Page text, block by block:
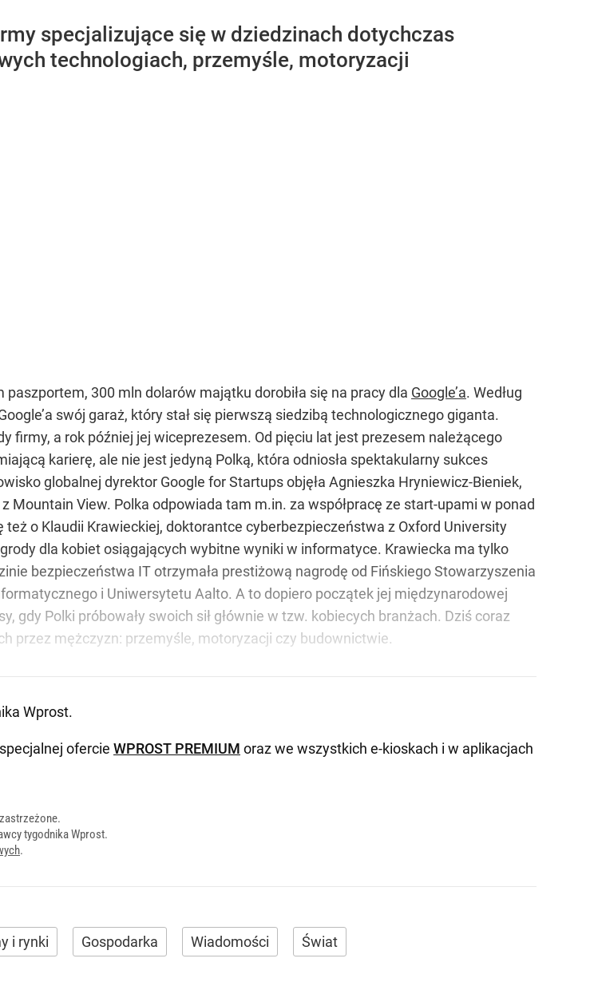
specjalizujące się w dziedzinach dotychczas
technologiach, przemyśle, motoryzacji
paszportem, 300 mln dolarów majątku dorobiła się na pracy dla Google’a. Według
swój garaż, który stał się pierwszą siedzibą technologicznego giganta.
firmy, a rok później jej wiceprezesem. Od pięciu lat jest prezesem należącego
karierę, ale nie jest jedyną Polką, która odniosła spektakularny sukces
globalnej dyrektor Google for Startups objęła Agnieszka Hryniewicz-Bieniek,
Mountain View. Polka odpowiada tam m.in. za współpracę ze start-upami w ponad
też o Klaudii Krawieckiej, doktorantce cyberbezpieczeństwa z Oxford University
dla kobiet osiągających wybitne wyniki w informatyce. Krawiecka ma tylko
bezpieczeństwa IT otrzymała prestiżową nagrodę od Fińskiego Stowarzyszenia
i Uniwersytetu Aalto. A to dopiero początek jej międzynarodowej
gdy Polki próbowały swoich sił głównie w tzw. kobiecych branżach. Dziś coraz
przez mężczyzn: przemyśle, motoryzacji czy budownictwie.
Wprost.
ofercie WPROST PREMIUM oraz we wszystkich e-kioskach i w aplikacjach
tygodnika Wprost.
.
i rynki Gospodarka Wiadomości Świat